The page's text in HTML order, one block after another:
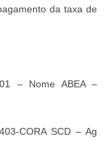
da taxa de
01 – Nome ABEA –
CORA SCD – Ag